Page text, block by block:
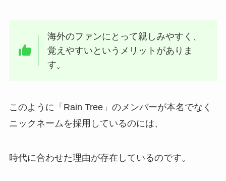
海外のファンにとって親しみやすく、
覚えやすいというメリットがありま
す。
このように「Rain Tree」のメンバーが本名でなく
ニックネームを採用しているのには、
時代に合わせた理由が存在しているのです。